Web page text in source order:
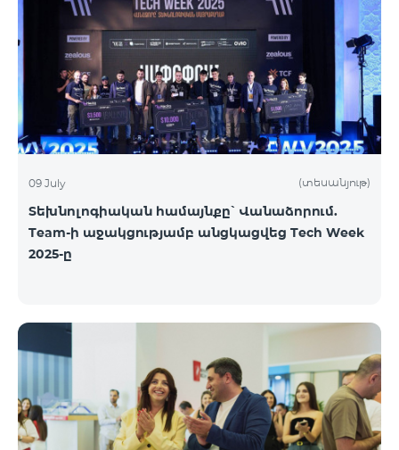
09 July (տեսանյութ)
Տեխնոլոգիական համայնքը՝ Վանաձորում.
Team-ի աջակցությամբ անցկացվեց Tech Week
2025-ը